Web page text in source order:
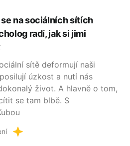
na sociálních sítích
radí, jak si jimi
sítě deformují naši
úzkost a nutí nás
život. A hlavně o tom,
se tam blbě. S